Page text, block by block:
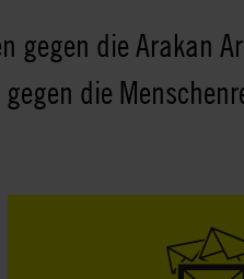
gegen die Arakan
die